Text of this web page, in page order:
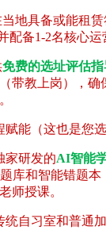
地具备或能租
配备1-2名核心运
免费的选址评估
（带教上岗），
赋能（这也是您
家研发的AI智能
库和智能错题本
师授课。
统自习室和普通